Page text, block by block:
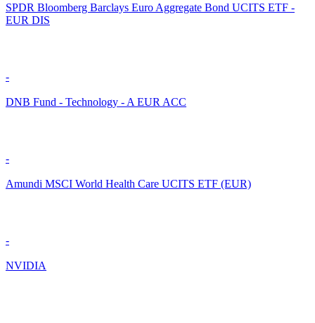
SPDR Bloomberg Barclays Euro Aggregate Bond UCITS ETF -
EUR DIS
-
DNB Fund - Technology - A EUR ACC
-
Amundi MSCI World Health Care UCITS ETF (EUR)
-
NVIDIA